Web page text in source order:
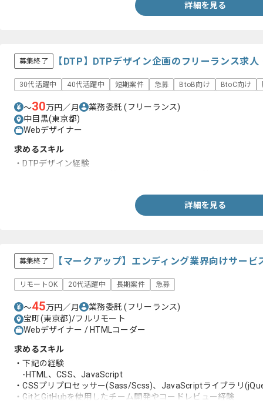
詳細を見る
募集終了 【DTP】DTPデザイン企画のフリーランス求人
30代活躍中 40代活躍中 短期案件 急募 BtoB向け BtoC向け
〜30万円／月 業務委託(フリーランス)
中目黒(東京都)
Webデザイナー
求めるスキル
・DTPデザイン経験
詳細を見る
募集終了 【マークアップ】エンディング業界向けサー
リモートOK 20代活躍中 長期案件 急募
〜45万円／月 業務委託(フリーランス)
宝町(東京都)/フルリモート
Webデザイナー / HTMLコーダー
求めるスキル
・下記の経験
-HTML、CSS、JavaScript
・CSSプリプロセッサー(Sass/Scss)、JavaScriptライブラリ
・GitとGitHubを使用したチーム開発やコードレビュー経験